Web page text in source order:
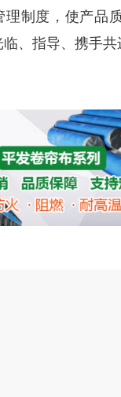
制度，使产品
、指导、携手